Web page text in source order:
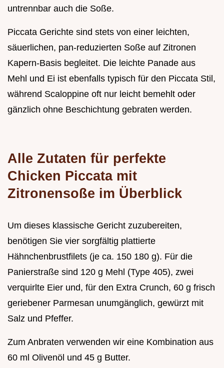
untrennbar auch die Soße.
Piccata Gerichte sind stets von einer leichten,
säuerlichen, pan-reduzierten Soße auf Zitronen
Kapern-Basis begleitet. Die leichte Panade aus
Mehl und Ei ist ebenfalls typisch für den Piccata Stil,
während Scaloppine oft nur leicht bemehlt oder
gänzlich ohne Beschichtung gebraten werden.
Alle Zutaten für perfekte
Chicken Piccata mit
Zitronensoße im Überblick
Um dieses klassische Gericht zuzubereiten,
benötigen Sie vier sorgfältig plattierte
Hähnchenbrustfilets (je ca. 150 180 g). Für die
Panierstraße sind 120 g Mehl (Type 405), zwei
verquirlte Eier und, für den Extra Crunch, 60 g frisch
geriebener Parmesan unumgänglich, gewürzt mit
Salz und Pfeffer.
Zum Anbraten verwenden wir eine Kombination aus
60 ml Olivenöl und 45 g Butter.